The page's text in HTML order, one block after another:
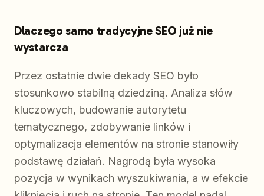
Dlaczego samo tradycyjne SEO już nie
wystarcza
Przez ostatnie dwie dekady SEO było
stosunkowo stabilną dziedziną. Analiza słów
kluczowych, budowanie autorytetu
tematycznego, zdobywanie linków i
optymalizacja elementów na stronie stanowiły
podstawę działań. Nagrodą była wysoka
pozycja w wynikach wyszukiwania, a w efekcie